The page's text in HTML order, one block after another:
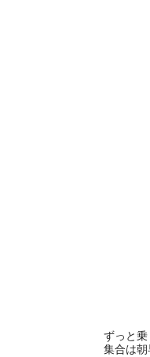
ずっと
集合は